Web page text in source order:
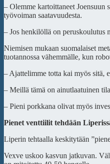
– Olemme kartoittaneet Joensuun
työvoiman saatavuudesta.
– Jos henkilöllä on peruskoulutus
Niemisen mukaan suomalaiset
tuotannossa vähemmälle, kun
– Ajattelimme totta kai myös sitä,
– Meillä tämä on ainutlaatuinen
– Pieni porkkana olivat myös
Pienet venttiilit tehdään
Liperin tehtaalla keskitytään
Vexve uskoo kasvun jatkuvan.